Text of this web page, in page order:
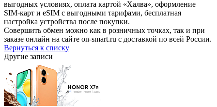
выгодных условиях, оплата картой «Халва», оформление
SIM-карт и eSIM с выгодными тарифами, бесплатная
настройка устройства после покупки.
Совершить обмен можно как в розничных точках, так и при
заказе онлайн на сайте on-smart.ru с доставкой по всей России.
Вернуться к списку
Другие записи